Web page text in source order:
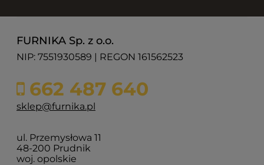
FURNIKA Sp. z o.o.
NIP: 7551930589 | REGON 161562523
662 487 640
sklep@furnika.pl
ul. Przemysłowa 11
48-200 Prudnik
woj. opolskie